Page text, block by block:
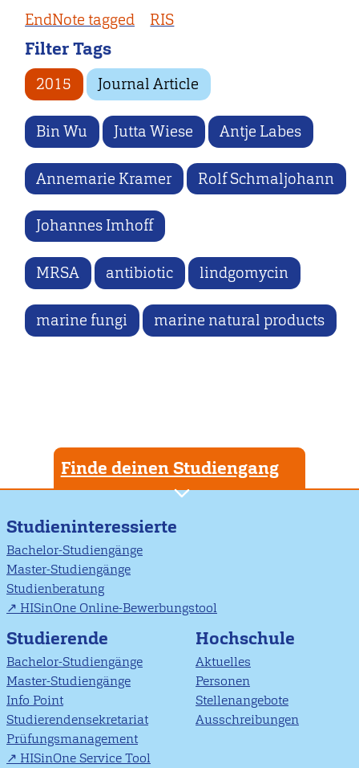
EndNote tagged
RIS
Filter Tags
2015 Journal Article
Bin Wu Jutta Wiese Antje Labes
Annemarie Kramer Rolf Schmaljohann
Johannes Imhoff
MRSA antibiotic lindgomycin
marine fungi marine natural products
Finde deinen Studiengang
Studieninteressierte
Bachelor-Studiengänge
Master-Studiengänge
Studienberatung
HISinOne Online-Bewerbungstool
Studierende
Bachelor-Studiengänge
Master-Studiengänge
Info Point
Studierendensekretariat
Prüfungsmanagement
HISinOne Service Tool
Hochschule
Aktuelles
Personen
Stellenangebote
Ausschreibungen